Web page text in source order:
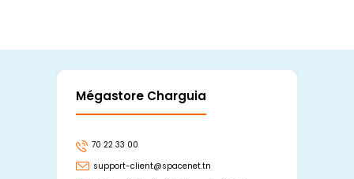
Mégastore Charguia
70 22 33 00
support-client@spacenet.tn